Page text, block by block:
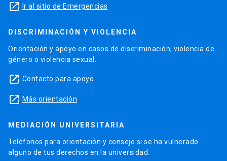
launch Ir al sitio de Emergencias
DISCRIMINACIÓN Y VIOLENCIA
Orientación y apoyo en casos de discriminación, violencia de
género o violencia sexual.
launch Contacto para apoyo
launch Más orientación
MEDIACIÓN UNIVERSITARIA
Teléfonos para orientación y consejo si se ha vulnerado
alguno de tus derechos en la universidad.